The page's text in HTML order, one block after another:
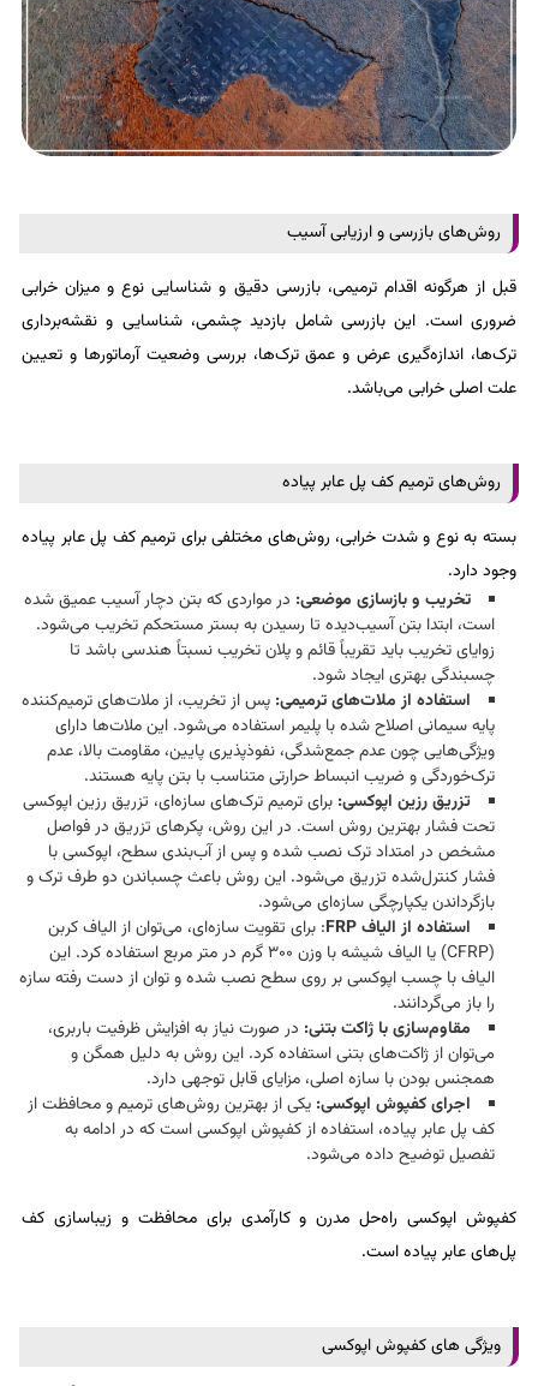
روش‌های بازرسی و ارزیابی آسیب
قبل از هرگونه اقدام ترمیمی، بازرسی دقیق و شناسایی نوع و میزان خرابی
ضروری است. این بازرسی شامل بازدید چشمی، شناسایی و نقشه‌برداری
ترک‌ها، اندازه‌گیری عرض و عمق ترک‌ها، بررسی وضعیت آرماتورها و تعیین
علت اصلی خرابی می‌باشد.​
روش‌های ترمیم کف پل عابر پیاده
بسته به نوع و شدت خرابی، روش‌های مختلفی برای ترمیم کف پل عابر پیاده
وجود دارد.​
تخریب و بازسازی موضعی: در مواردی که بتن دچار آسیب عمیق شده
است، ابتدا بتن آسیب‌دیده تا رسیدن به بستر مستحکم تخریب می‌شود.
زوایای تخریب باید تقریباً قائم و پلان تخریب نسبتاً هندسی باشد تا
چسبندگی بهتری ایجاد شود.​
استفاده از ملات‌های ترمیمی: پس از تخریب، از ملات‌های ترمیم‌کننده
پایه سیمانی اصلاح شده با پلیمر استفاده می‌شود. این ملات‌ها دارای
ویژگی‌هایی چون عدم جمع‌شدگی، نفوذپذیری پایین، مقاومت بالا، عدم
ترک‌خوردگی و ضریب انبساط حرارتی متناسب با بتن پایه هستند.​
تزریق رزین اپوکسی: برای ترمیم ترک‌های سازه‌ای، تزریق رزین اپوکسی
تحت فشار بهترین روش است. در این روش، پکرهای تزریق در فواصل
مشخص در امتداد ترک نصب شده و پس از آب‌بندی سطح، اپوکسی با
فشار کنترل‌شده تزریق می‌شود. این روش باعث چسباندن دو طرف ترک و
بازگرداندن یکپارچگی سازه‌ای می‌شود.​
استفاده از الیاف FRP
: برای تقویت سازه‌ای، می‌توان از الیاف کربن
(CFRP) یا الیاف شیشه با وزن 300 گرم در متر مربع استفاده کرد. این
الیاف با چسب اپوکسی بر روی سطح نصب شده و توان از دست رفته سازه
را باز می‌گردانند.​
مقاوم‌سازی با ژاکت بتنی: در صورت نیاز به افزایش ظرفیت باربری،
می‌توان از ژاکت‌های بتنی استفاده کرد. این روش به دلیل همگن و
همجنس بودن با سازه اصلی، مزایای قابل توجهی دارد.​
اجرای کفپوش اپوکسی: یکی از بهترین روش‌های ترمیم و محافظت از
کف پل عابر پیاده، استفاده از کفپوش اپوکسی است که در ادامه به
تفصیل توضیح داده می‌شود.
کفپوش اپوکسی راه‌حل مدرن و کارآمدی برای محافظت و زیباسازی کف
پل‌های عابر پیاده است.
ویژگی‌ های کفپوش اپوکسی